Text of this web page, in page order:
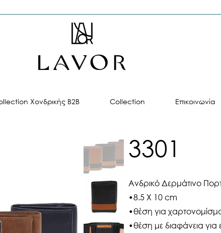
Χονδρικής B2B Collection Επικοινωνία
3301
Ανδρικό Δερμάτινο
•8.5 X 10 cm
•θέση για
•θέση με διαφάνεια για